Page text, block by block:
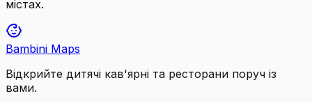
містах.
Bambini Maps
Відкрийте дитячі кав'ярні та ресторани поруч із
вами.